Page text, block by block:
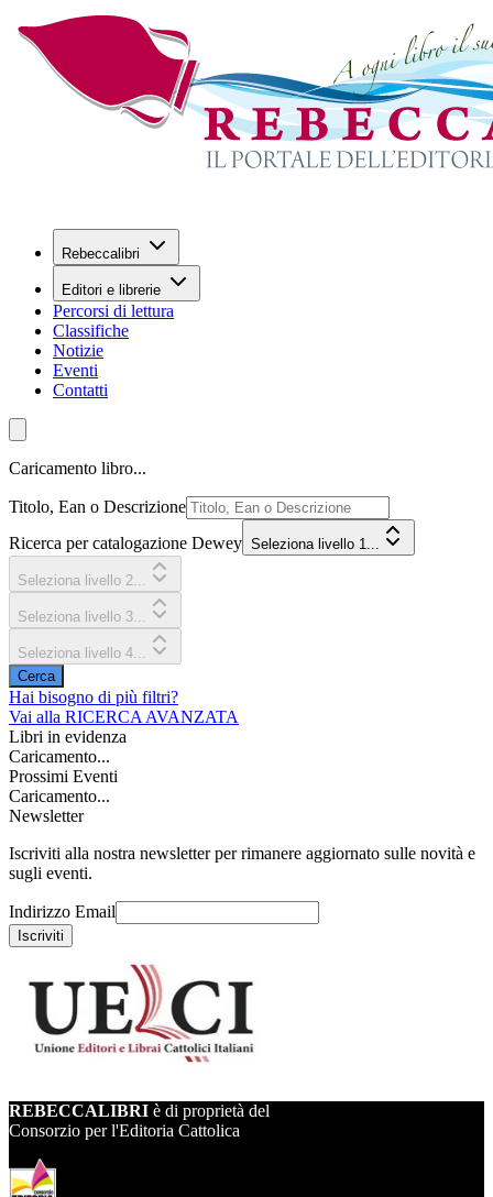
Rebeccalibri
Editori e librerie
Percorsi di lettura
Classifiche
Notizie
Eventi
Contatti
Caricamento libro...
Titolo, Ean o Descrizione
Ricerca per catalogazione Dewey Seleziona livello 1...
Seleziona livello 2...
Seleziona livello 3...
Seleziona livello 4...
Cerca
Hai bisogno di più filtri?
Vai alla RICERCA AVANZATA
Libri in evidenza
Caricamento...
Prossimi Eventi
Caricamento...
Newsletter
Iscriviti alla nostra newsletter per rimanere aggiornato sulle novità e
sugli eventi.
Indirizzo Email
Iscriviti
REBECCALIBRI è di proprietà del
Consorzio per l'Editoria Cattolica